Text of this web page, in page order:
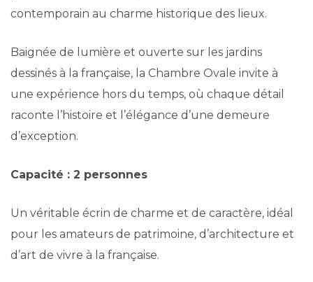
contemporain au charme historique des lieux.
Baignée de lumière et ouverte sur les jardins
dessinés à la française, la Chambre Ovale invite à
une expérience hors du temps, où chaque détail
raconte l’histoire et l’élégance d’une demeure
d’exception.
Capacité : 2 personnes
Un véritable écrin de charme et de caractère, idéal
pour les amateurs de patrimoine, d’architecture et
d’art de vivre à la française.